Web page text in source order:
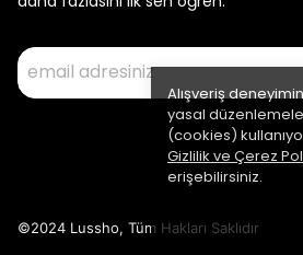
Alışveriş
yasal
(cookies)
Gizlilik ve Çerez
erişebilirsiniz.
©2024 Lussho, Tüm Hakları Saklıdır